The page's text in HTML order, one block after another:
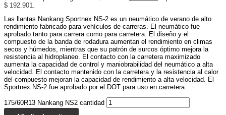
$ 192.901.
Las llantas Nankang Sportnex NS-2 es un neumático de verano de alto
rendimiento fabricado para vehículos de carreras. El neumático fue
aprobado tanto para carrera como para carretera. El diseño y el
compuesto de la banda de rodadura aumentan el rendimiento en climas
secos y húmedos, mientras que su patrón de surcos óptimo mejora la
resistencia al hidroplaneo. El contacto con la carretera maximizado
aumenta la capacidad de control y maniobrabilidad del neumático a alta
velocidad. El contacto mantenido con la carretera y la resistencia al calor
del compuesto mejoran la capacidad de rendimiento a alta velocidad. El
Sportnex NS-2 fue aprobado por el DOT para uso en carretera.
175/60R13 Nankang NS2 cantidad